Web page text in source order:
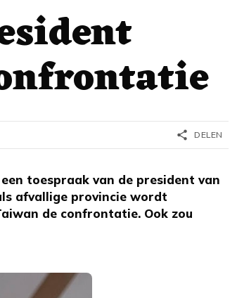
toespraak van de president van
afvallige provincie wordt
de confrontatie. Ook zou
share DELEN